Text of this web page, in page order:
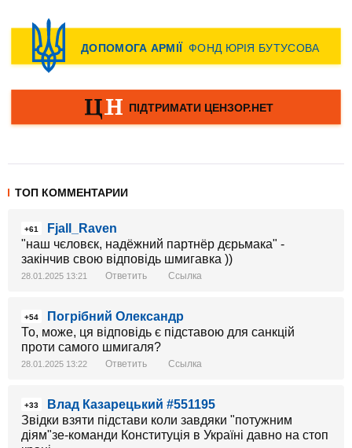
ТОП КОММЕНТАРИИ
+61
Fjall_Raven
"наш чєловєк, надёжний партнёр дєрьмака" -
закінчив свою відповідь шмигавка ))
28.01.2025 13:21 Ответить Ссылка
+54
Погрібний Олександр
То, може, ця відповідь є підставою для санкцій
проти самого шмигаля?
28.01.2025 13:22 Ответить Ссылка
+33
Влад Казарецький #551195
Звідки взяти підстави коли завдяки "потужним
діям"зе-команди Конституція в Україні давно на стоп